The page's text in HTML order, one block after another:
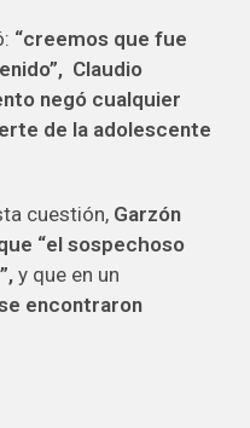
“creemos que fue
Claudio
negó cualquier
de la adolescente
cuestión, Garzón
“el sospechoso
y que en un
encontraron